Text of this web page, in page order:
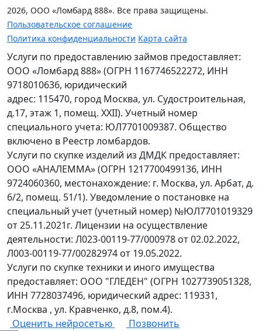
2026, ООО «Ломбард 888». Все права защищены.
Пользовательское соглашение
Политика конфиденциальности Карта сайта
Услуги по предоставлению займов предоставляет:
ООО «Ломбард 888» (ОГРН 1167746522272, ИНН
9718010636, юридический
адрес: 115470, город Москва, ул. Судостроительная,
д.17, этаж 1, помещ. XXII). Учетный номер
специального учета: ЮЛ7701009387. Общество
включено в Реестр ломбардов.
Услуги по скупке изделий из ДМДК предоставляет:
ООО «АНАЛЕММА» (ОГРН 1217700499136, ИНН
9724060360, местонахождение: г. Москва, ул. Арбат, д.
6/2, помещ. 51/1). Уведомление о постановке на
специальный учет (учетный номер) №ЮЛ7701019329
от 25.11.2021г. Лицензии на осуществление
деятельности: Л023-00119-77/000978 от 02.02.2022,
Л003-00119-77/00282974 от 19.05.2022.
Услуги по скупке техники и иного имущества
предоставляет: ООО "ГЛЕДЕН" (ОГРН 1027739051328,
ИНН 7728037496, юридический адрес: 119331,
г.Москва , ул. Кравченко, д.8, пом.4).
Оценить нейросетью
Позвонить